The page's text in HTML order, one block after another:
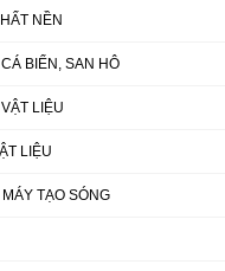
NỀN
BIỂN, SAN HÔ
LIỆU
LIỆU
TẠO SÓNG